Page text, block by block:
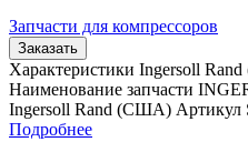
Запчасти для компрессоров
Заказать
Характеристики Ingersoll
Наименование запчасти
Ingersoll Rand (США) Артикул
Подробнее